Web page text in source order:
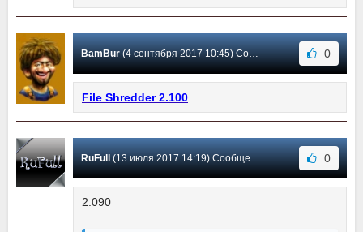
BamBur(4 сентября 2017 10:45) Сообщение #47 0
File Shredder 2.100
RuFull (13 июля 2017 14:19) Сообщение #46 0
2.090